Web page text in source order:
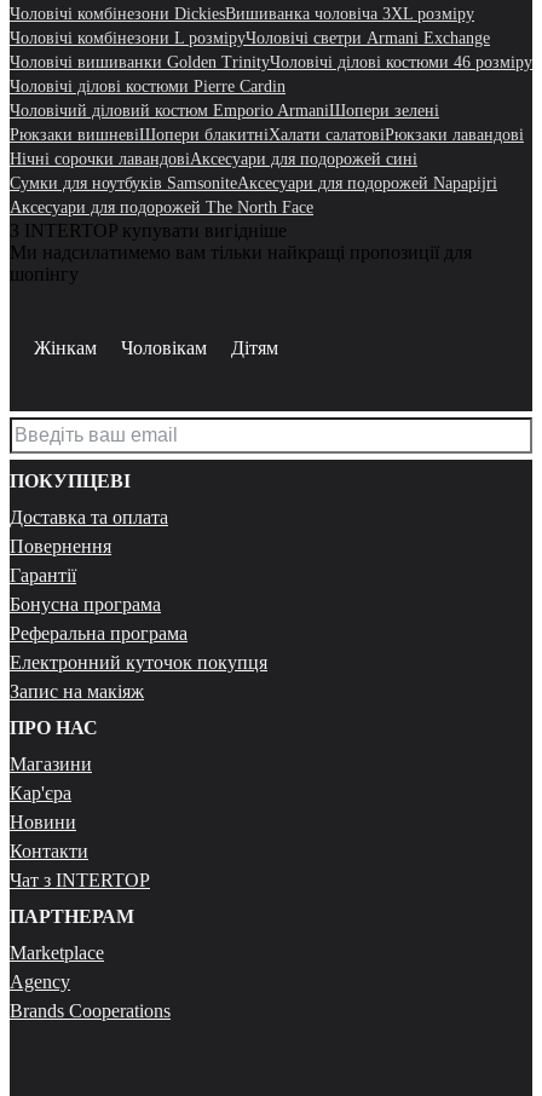
Чоловічі комбінезони DickiesВишиванка чоловіча 3XL розміру
Чоловічі комбінезони L розміруЧоловічі светри Armani Exchange
Чоловічі вишиванки Golden TrinityЧоловічі ділові костюми 46 розміру
Чоловічі ділові костюми Pierre Cardin
Чоловічий діловий костюм Emporio ArmaniШопери зелені
Рюкзаки вишневіШопери блакитніХалати салатовіРюкзаки лавандові
Нічні сорочки лавандовіАксесуари для подорожей сині
Сумки для ноутбуків SamsoniteАксесуари для подорожей Napapijri
Аксесуари для подорожей The North Face
З INTERTOP купувати вигідніше
Ми надсилатимемо вам тільки найкращі пропозиції для
шопінгу
Жінкам Чоловікам Дітям
ПОКУПЦЕВІ
Доставка та оплата
Повернення
Гарантії
Бонусна програма
Реферальна програма
Електронний куточок покупця
Запис на макіяж
ПРО НАС
Магазини
Кар'єра
Новини
Контакти
Чат з INTERTOP
ПАРТНЕРАМ
Marketplace
Agency
Brands Cooperations